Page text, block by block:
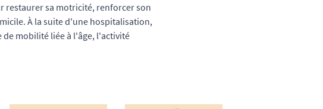
restaurer sa motricité, renforcer son
À la suite d'une hospitalisation,
mobilité liée à l'âge, l'activité
petit matériel d'ergothérapie pour